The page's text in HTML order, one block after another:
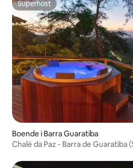
Superhost
Superhost
Boende i Barra Guaratiba
Chalé da Paz - Barra de Guaratiba